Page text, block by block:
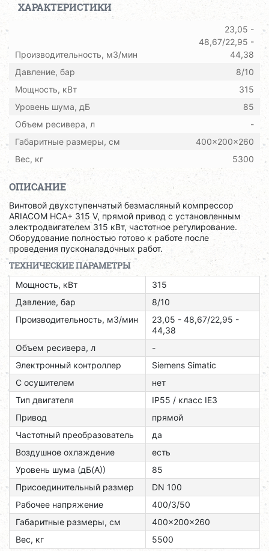
ХАРАКТЕРИСТИКИ
Производительность, м3/мин
23,05 -
48,67/22,95 -
44,38
Давление, бар
8/10
Мощность, кВт
315
Уровень шума, дБ
85
Объем ресивера, л
-
Габаритные размеры, см
400x200x260
Вес, кг
5300
ОПИСАНИЕ
Винтовой двухступенчатый безмасляный компрессор
ARIACOM HCA+ 315 V, прямой привод с установленным
электродвигателем 315 кВт, частотное регулирование.
Оборудование полностью готово к работе после
проведения пусконаладочных работ.
ТЕХНИЧЕСКИЕ ПАРАМЕТРЫ
Мощность, кВт
315
Давление, бар
8/10
Производительность, м3/мин
23,05 - 48,67/22,95 -
44,38
Объем ресивера, л
-
Электронный контроллер
Siemens Simatic
С осушителем
нет
Тип двигателя
ІР55 / класс ІЕЗ
Привод
прямой
Частотный преобразователь
да
Воздушное охлаждение
есть
Уровень шума (дБ(А))
85
Присоединительный размер
DN 100
Рабочее напряжение
400/3/50
Габаритные размеры, см
400x200x260
Вес, кг
5500